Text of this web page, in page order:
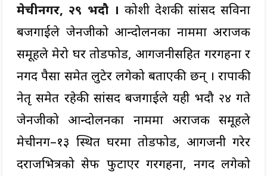
मेचीनगर, २९ भदौ । कोशी प्रदेशकी सांसद सविना
बजगाईले जेनजीको आन्दोलनका नाममा अराजक
समूहले मेरो घर तोडफोड, आगजनीसहित गरगहना र
नगद पैसा समेत लुटेर लगेको बताएकी छन् । राप्रपाकी
नेतृ समेत रहेकी सांसद बजगाईले यही भदौ २४ गते
जेनजीको आन्दोलनका नाममा अराजक समूहले
मेचीनग–१३ स्थित घरमा तोडफोड, आगजनी गरेर
दराजभित्रको सेफ फुटाएर गरगहना, नगद लगेको